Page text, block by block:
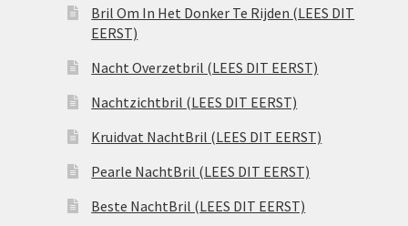
Bril Om In Het Donker Te Rijden (LEES DIT
EERST)
Nacht Overzetbril (LEES DIT EERST)
Nachtzichtbril (LEES DIT EERST)
Kruidvat NachtBril (LEES DIT EERST)
Pearle NachtBril (LEES DIT EERST)
Beste NachtBril (LEES DIT EERST)